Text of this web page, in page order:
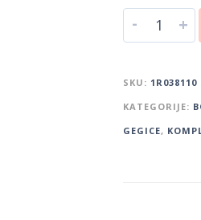
- +
SKU: 1R038110
KATEGORIJE:
GEGICE,